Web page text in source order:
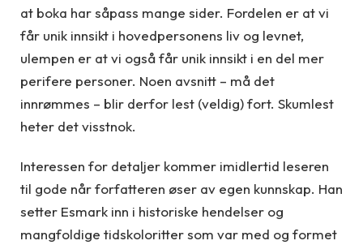
at boka har såpass mange sider. Fordelen er at vi
får unik innsikt i hovedpersonens liv og levnet,
ulempen er at vi også får unik innsikt i en del mer
perifere personer. Noen avsnitt – må det
innrømmes – blir derfor lest (veldig) fort. Skumlest
heter det visstnok.
Interessen for detaljer kommer imidlertid leseren
til gode når forfatteren øser av egen kunnskap. Han
setter Esmark inn i historiske hendelser og
mangfoldige tidskoloritter som var med og formet